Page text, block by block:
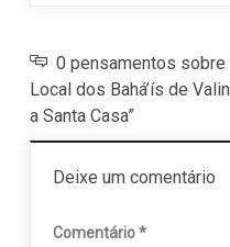
0 pensamentos sobre
Local dos Bahá’ís de
a Santa Casa”
Deixe um comentário
Comentário*